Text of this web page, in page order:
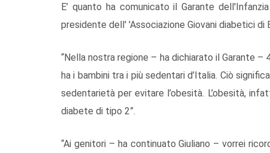
E’ quanto ha comunicato il Garante
presidente dell' 'Associazione Giovani diabetici di
“Nella nostra regione – ha dichiarato il Garante –
ha i bambini tra i più sedentari d’Italia. Ciò
sedentarietà per evitare l’obesità. L’obesità,
diabete di tipo 2”.
“Ai genitori – ha continuato Giuliano – vorrei